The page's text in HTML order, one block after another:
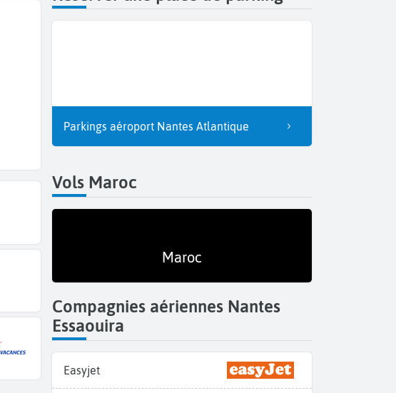
Parkings aéroport Nantes Atlantique
Vols Maroc
Maroc
Compagnies aériennes Nantes
Essaouira
Easyjet